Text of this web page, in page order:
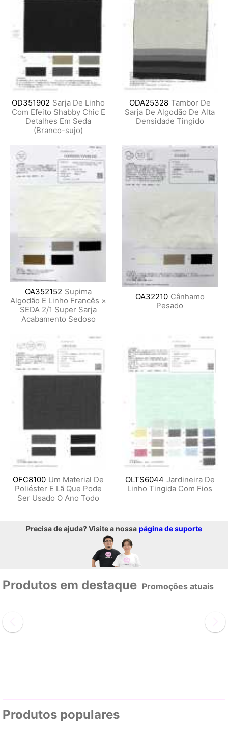
OD351902 Sarja De Linho
Com Efeito Shabby Chic E
Detalhes Em Seda
(Branco-sujo)
ODA25328 Tambor De
Sarja De Algodão De Alta
Densidade Tingido
OA352152 Supima
Algodão E Linho Francês ×
SEDA 2/1 Super Sarja
Acabamento Sedoso
OA32210 Cânhamo
Pesado
OFC8100 Um Material De
Poliéster E Lã Que Pode
Ser Usado O Ano Todo
OLTS6044 Jardineira De
Linho Tingida Com Fios
Precisa de ajuda? Visite a nossa página de suporte
Produtos em destaque Promoções atuais
Produtos populares